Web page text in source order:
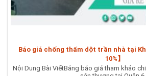
Báo giá chống thấm dột trần nhà tại
10%】
Nội Dung Bài ViếtBảng báo giá tham khảo